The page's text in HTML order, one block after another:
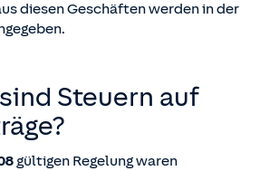
diesen Geschäften werden in der
Steuern auf
gültigen Regelung waren